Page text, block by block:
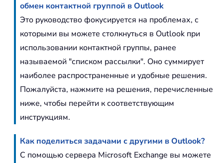
обмен контактной группой в Outlook
Это руководство фокусируется на проблемах, с
которыми вы можете столкнуться в Outlook при
использовании контактной группы, ранее
называемой "списком рассылки". Оно суммирует
наиболее распространенные и удобные решения.
Пожалуйста, нажмите на решения, перечисленные
ниже, чтобы перейти к соответствующим
инструкциям.
Как поделиться задачами с другими в Outlook?
С помощью сервера Microsoft Exchange вы можете